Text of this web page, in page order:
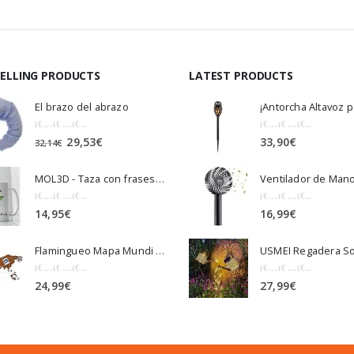
PRODUCTS
El brazo del abrazo
out of 5
32,14€ 29,53€
MOL3D - Taza con frases y dibujo. Regalo Original "Cafecito Tomar Debemos" - 350 ml
0 out of 5
14,95€
Flamingueo Mapa Mundi Corcho Pared - Mapamundi Grande con Chinchetas para Fotos, Mapa Mundi Pared para Marcar Viajes…
0out of 5
24,99€
LATEST PRODUCTS
0out of 5
33,90€
0 out of 5
16,99€
0out of 5
27,99€